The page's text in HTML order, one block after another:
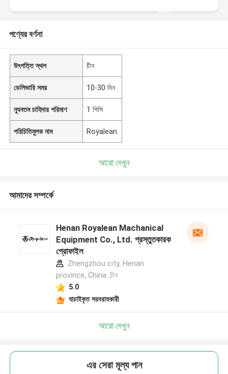
করুন
পণ্যের বর্ণনা
উৎপত্তি স্থল চীন
ডেলিভারি সময় 10-30 দিন
ন্যূনতম চাহিদার পরিমাণ 1 পিসি
পরিচিতিমুলক নাম Royalean
আরো দেখুন
আমাদের সম্পর্কে
Henan Royalean Machanical
Equipment Co., Ltd. প্রস্তুতকারক
প্রোফাইল
Zhengzhou city, Henan
province, China ,চীন
5.0
যাচাইকৃত সরবরাহকারী
আরো দেখুন
এর সেরা মূল্য পান